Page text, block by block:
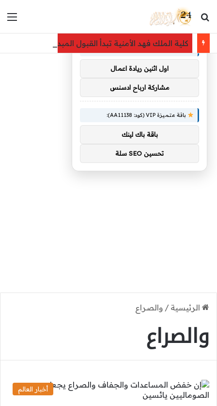
بحث عن
كلية الملك فهد الأمنية تبدأ القبول المبدئي لدورة تأهيل
الرئيسية / والصراع
والصراع
أخبار العالم
توصيات :
باقة متميزة VIP (كود: AA38045):
اول اثنين ريادة اعمال
مشاركة ارباح ادسنس
باقة متميزة VIP (كود: AA11138):
باقة باك لينك
تحسين SEO سلة